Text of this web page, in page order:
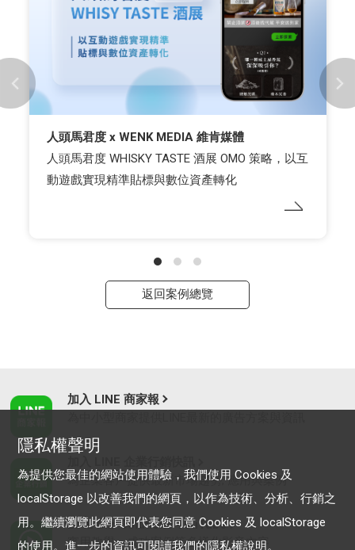
人頭馬君度 x WENK MEDIA 維肯媒體
人頭馬君度 WHISKY TASTE 酒展 OMO 策略，以互
動遊戲實現精準貼標與數位資產轉化
返回案例總覽
加入 LINE 商家報
為企業客戶提供最新市場趨勢, 應用與案例
LINE Biz-Solutions YouTube
實用教學、成功案例等多樣化影音內容
隱私權聲明
為提供您最佳的網站使用體驗，我們使用 Cookies 及
localStorage 以改善我們的網頁，以作為技術、分析、行銷之
用。繼續瀏覽此網頁即代表您同意 Cookies 及 localStorage
的使用。進一步的資訊可閱讀我們的隱私權說明。